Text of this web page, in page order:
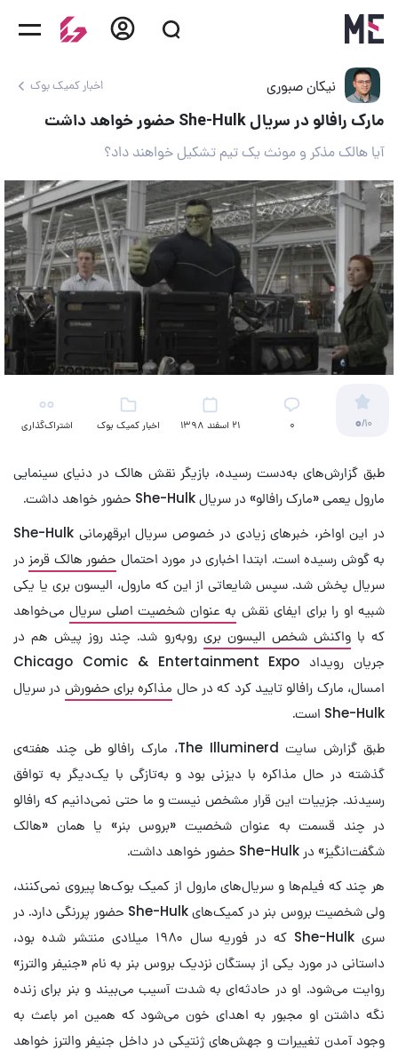
نیکان صبوری اخبار کمیک بوک‌
مارک رافالو در سریال She-Hulk حضور خواهد داشت
آیا هالک مذکر و مونث یک تیم تشکیل خواهند داد؟
0/10 ۰ 21 اسفند 1398 اخبار کمیک بوک‌ اشتراک‌گذاری
طبق گزارش‌های به‌دست رسیده، بازیگر نقش هالک در دنیای سینمایی
مارول یعمی «مارک رافالو» در سریال She-Hulk حضور خواهد داشت.
در این اواخر، خبر‌های زیادی در خصوص سریال ابرقهرمانی She-Hulk
به گوش رسیده است. ابتدا اخباری در مورد احتمال حضور هالک قرمز در
سریال پخش شد. سپس شایعاتی از این که مارول، الیسون بری یا یکی
شبیه او را برای ایفای نقش به عنوان شخصیت اصلی سریالمی‌خواهد
که باواکنش شخص الیسون بری روبه‌رو شد. چند روز پیش هم در
جریان رویداد Chicago Comic & Entertainment Expo
امسال، مارک رافالو تایید کرد که در حال مذاکره برای حضورش در سریال
She-Hulk است.
طبق گزارش سایت The Illuminerd، مارک رافالو طی چند هفته‌ی
گذشته در حال مذاکره با دیزنی بود و به‌تازگی با یک‌دیگر به توافق
رسیدند. جزییات این قرار مشخص نیست و ما حتی نمی‌دانیم که رافالو
در چند قسمت به عنوان شخصیت «بروس بنر» یا همان «هالک
شگفت‌انگیز» در She-Hulk حضور خواهد داشت.
هر چند که فیلم‌ها و سریال‌‌های مارول از کمیک بوک‌ها پیروی نمی‌کنند،
ولی شخصیت بروس بنر در کمیک‌های She-Hulk حضور پررنگی دارد. در
سری She-Hulk که در فوریه سال ۱۹۸۰ میلادی منتشر شده بود،
داستانی در مورد یکی از بستگان نزدیک بروس بنر به نام «جنیفر والترز»
روایت می‌شود. او در حادثه‌ای به شدت آسیب می‌بیند و بنر برای زنده
نگه داشتن او مجبور به اهدای خون می‌شود که همین امر باعث به
وجود آمدن تغییرات و جهش‌های ژنتیکی در داخل جنیفر والترز خواهد